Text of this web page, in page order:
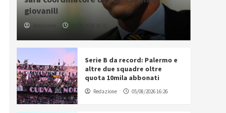
giovanili
Redazione
Serie B da record: Palermo e
altre due squadre oltre
quota 10mila abbonati
Redazione 05/08/2026 16:26